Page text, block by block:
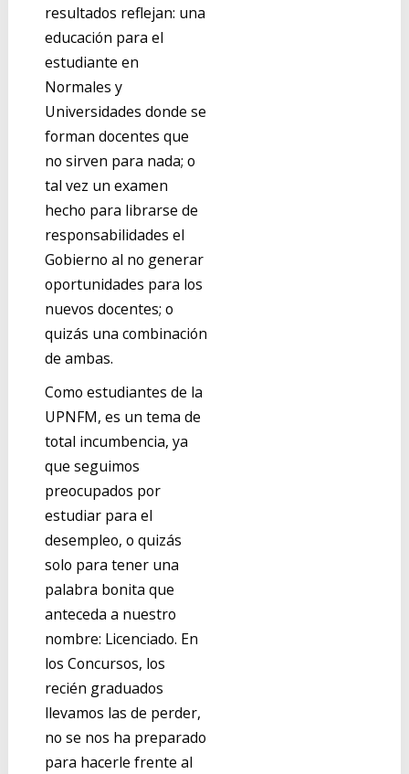
resultados reflejan: una
educación para el
estudiante en
Normales y
Universidades donde se
forman docentes que
no sirven para nada; o
tal vez un examen
hecho para librarse de
responsabilidades el
Gobierno al no generar
oportunidades para los
nuevos docentes; o
quizás una combinación
de ambas.
Como estudiantes de la
UPNFM, es un tema de
total incumbencia, ya
que seguimos
preocupados por
estudiar para el
desempleo, o quizás
solo para tener una
palabra bonita que
anteceda a nuestro
nombre: Licenciado. En
los Concursos, los
recién graduados
llevamos las de perder,
no se nos ha preparado
para hacerle frente al